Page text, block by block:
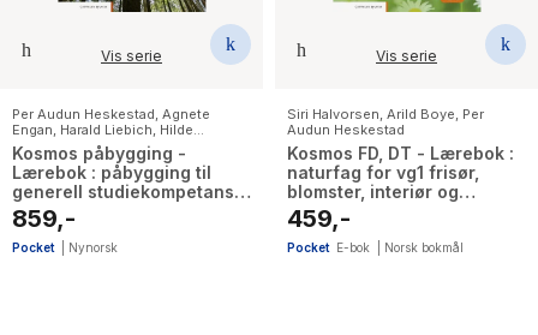
Vis serie
Per Audun Heskestad, Agnete
Engan, Harald Liebich, Hilde
Christine Mykland
Karoline Nærø
Svein Arne Eggebø Valvik
Kosmos påbygging -
Lærebok : påbygging til
generell studiekompetanse
i naturfag
859,-
Pocket Nynorsk
Vis serie
Siri Halvorsen, Arild Boye, Per
Audun Heskestad
Kosmos FD, DT - Lærebok :
naturfag for vg1 frisør,
blomster, interiør og
eksponeringsdesign,
håndverk, design og
produktutvikling
459,-
Pocket E-bok Norsk bokmål